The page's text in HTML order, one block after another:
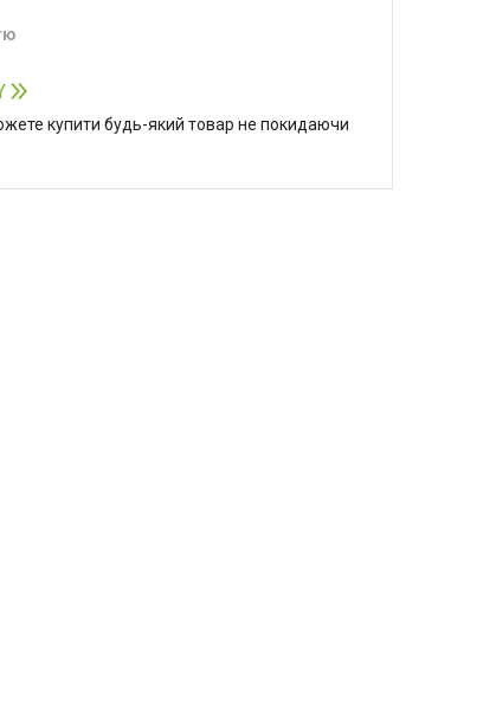
купити будь-який товар не покидаючи